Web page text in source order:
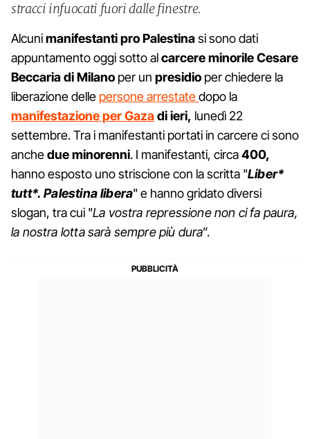
stracci infuocati fuori dalle finestre.
Alcunimanifestanti pro Palestinasi sono dati
appuntamento oggi sotto alcarcere minorile Cesare
Beccaria di Milano per un presidio per chiedere la
liberazione delle persone arrestatedopo la
manifestazione per Gazadi ieri, lunedì 22
settembre. Tra i manifestanti portati in carcere ci sono
anchedue minorenni. I manifestanti, circa400,
hanno esposto uno striscione con la scritta "Liber*
tutt*. Palestina libera" e hanno gridato diversi
slogan, tra cui "La vostra repressione non ci fa paura,
la nostra lotta sarà sempre più dura”.